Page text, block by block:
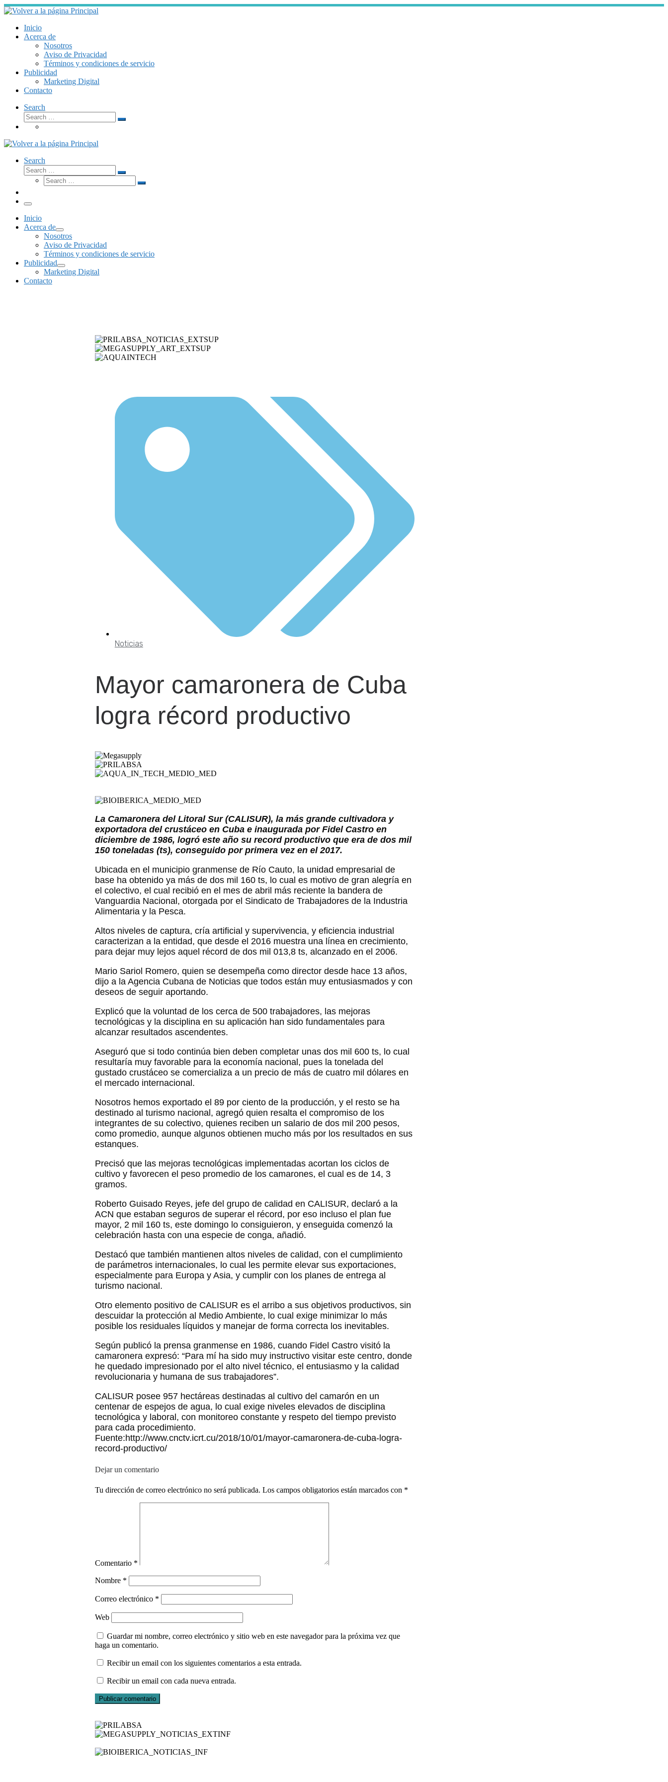
Skip
to
contentInicio
Acerca de
Nosotros
Aviso de Privacidad
Términos y condiciones de servicio
Publicidad
Marketing Digital
Contacto
Search
Search
Search
Search
Search
Search
…
Search
Search
Menú
Inicio
Acerca de
Nosotros
Aviso de Privacidad
Términos y condiciones de servicio
Publicidad
Marketing Digital
Contacto
Noticias
Mayor camaronera de Cuba
logra récord productivo
La Camaronera del Litoral Sur (CALISUR), la más grande cultivadora y
exportadora del crustáceo en Cuba e inaugurada por Fidel Castro en
diciembre de 1986, logró este año su record productivo que era de dos mil
150 toneladas (ts), conseguido por primera vez en el 2017.
Ubicada en el municipio granmense de Río Cauto, la unidad empresarial de
base ha obtenido ya más de dos mil 160 ts, lo cual es motivo de gran alegría en
el colectivo, el cual recibió en el mes de abril más reciente la bandera de
Vanguardia Nacional, otorgada por el Sindicato de Trabajadores de la Industria
Alimentaria y la Pesca.
Altos niveles de captura, cría artificial y supervivencia, y eficiencia industrial
caracterizan a la entidad, que desde el 2016 muestra una línea en crecimiento,
para dejar muy lejos aquel récord de dos mil 013,8 ts, alcanzado en el 2006.
Mario Sariol Romero, quien se desempeña como director desde hace 13 años,
dijo a la Agencia Cubana de Noticias que todos están muy entusiasmados y con
deseos de seguir aportando.
Explicó que la voluntad de los cerca de 500 trabajadores, las mejoras
tecnológicas y la disciplina en su aplicación han sido fundamentales para
alcanzar resultados ascendentes.
Aseguró que si todo continúa bien deben completar unas dos mil 600 ts, lo cual
resultaría muy favorable para la economía nacional, pues la tonelada del
gustado crustáceo se comercializa a un precio de más de cuatro mil dólares en
el mercado internacional.
Nosotros hemos exportado el 89 por ciento de la producción, y el resto se ha
destinado al turismo nacional, agregó quien resalta el compromiso de los
integrantes de su colectivo, quienes reciben un salario de dos mil 200 pesos,
como promedio, aunque algunos obtienen mucho más por los resultados en sus
estanques.
Precisó que las mejoras tecnológicas implementadas acortan los ciclos de
cultivo y favorecen el peso promedio de los camarones, el cual es de 14, 3
gramos.
Roberto Guisado Reyes, jefe del grupo de calidad en CALISUR, declaró a la
ACN que estaban seguros de superar el récord, por eso incluso el plan fue
mayor, 2 mil 160 ts, este domingo lo consiguieron, y enseguida comenzó la
celebración hasta con una especie de conga, añadió.
Destacó que también mantienen altos niveles de calidad, con el cumplimiento
de parámetros internacionales, lo cual les permite elevar sus exportaciones,
especialmente para Europa y Asia, y cumplir con los planes de entrega al
turismo nacional.
Otro elemento positivo de CALISUR es el arribo a sus objetivos productivos, sin
descuidar la protección al Medio Ambiente, lo cual exige minimizar lo más
posible los residuales líquidos y manejar de forma correcta los inevitables.
Según publicó la prensa granmense en 1986, cuando Fidel Castro visitó la
camaronera expresó: “Para mí ha sido muy instructivo visitar este centro, donde
he quedado impresionado por el alto nivel técnico, el entusiasmo y la calidad
revolucionaria y humana de sus trabajadores”.
CALISUR posee 957 hectáreas destinadas al cultivo del camarón en un
centenar de espejos de agua, lo cual exige niveles elevados de disciplina
tecnológica y laboral, con monitoreo constante y respeto del tiempo previsto
para cada procedimiento.
Fuente:http://www.cnctv.icrt.cu/2018/10/01/mayor-camaronera-de-cuba-logra-
record-productivo/
Dejar un comentario
Tu dirección de correo electrónico no será publicada. Los campos obligatorios están marcados con *
Comentario *
Nombre *
Correo electrónico *
Web
Guardar mi nombre, correo electrónico y sitio web en este navegador para la próxima vez que
haga un comentario.
Recibir un email con los siguientes comentarios a esta entrada.
Recibir un email con cada nueva entrada.